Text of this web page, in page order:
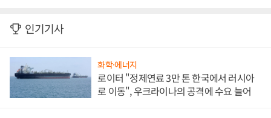
인기기사
화학·에너지
로이터 "정제연료 3만 톤 한국에서 러시아
로 이동", 우크라이나의 공격에 수요 늘어